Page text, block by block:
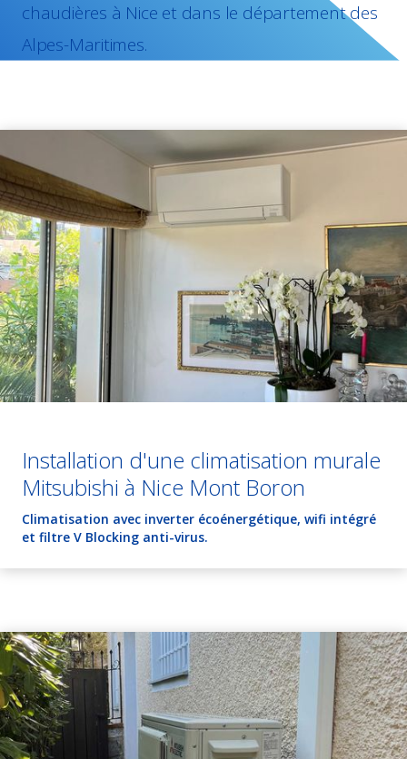
chaudières à Nice et dans le département des
Alpes-Maritimes.
Installation d'une climatisation murale
Mitsubishi à Nice Mont Boron
Climatisation avec inverter écoénergétique, wifi intégré
et filtre V Blocking anti-virus.